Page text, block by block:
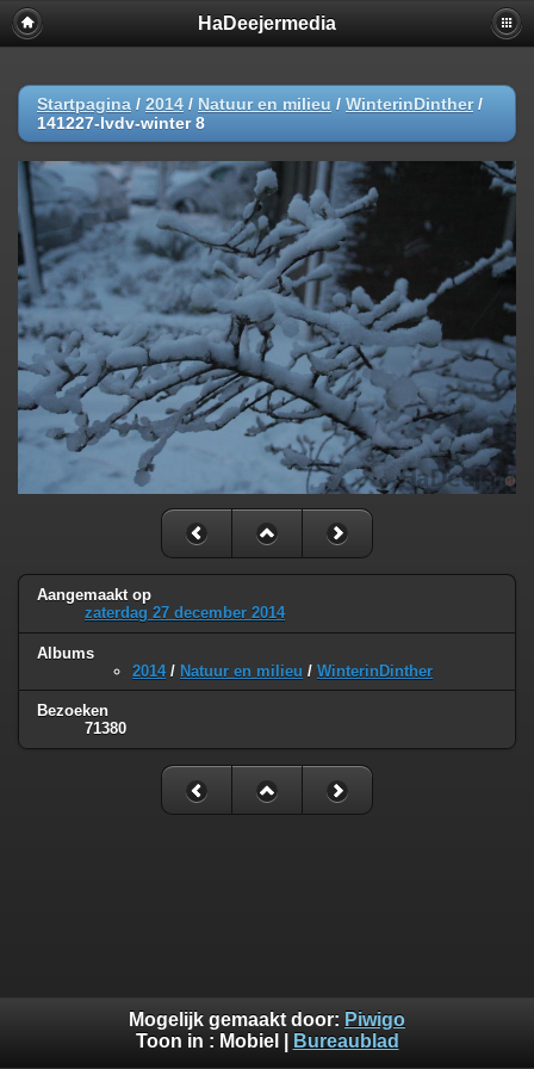
HaDeejermedia
Startpagina / 2014 / Natuur en milieu / WinterinDinther/
141227-lvdv-winter 8
Aangemaakt op
zaterdag 27 december 2014
Albums
2014/ Natuur en milieu / WinterinDinther
Bezoeken
71380
Mogelijk gemaakt door: Piwigo
Toon in : Mobiel Bureaublad